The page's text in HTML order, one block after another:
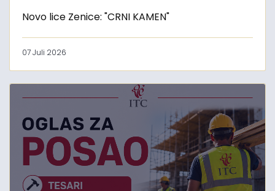
Novo lice Zenice: "CRNI KAMEN"
07 Juli 2026